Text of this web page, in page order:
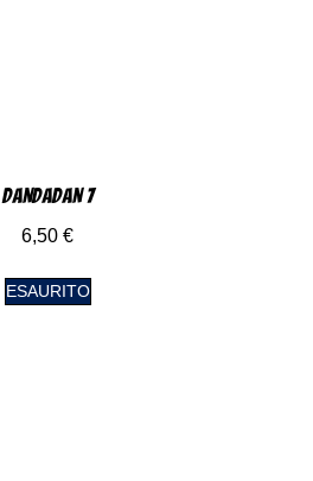
DanDaDan 7
6,50 €
ESAURITO